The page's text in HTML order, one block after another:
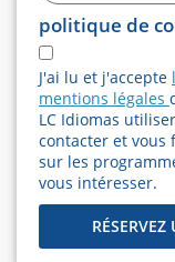
politique de
J'ai lu et j'accepte
mentions légales
LC Idiomas
contacter et
sur les
vous intéresser.